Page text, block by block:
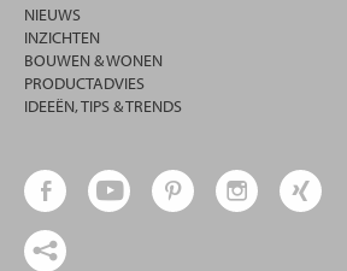
NIEUWS
INZICHTEN
BOUWEN & WONEN
PRODUCTADVIES
IDEEËN, TIPS & TRENDS